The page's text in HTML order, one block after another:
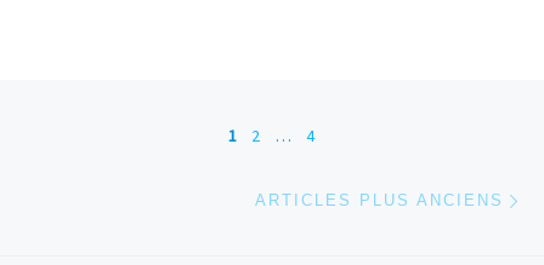
Navigation dans les articles
1 2 … 4
ARTICLES PLUS ANCIENS